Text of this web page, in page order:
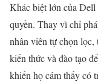
Khác biệt lớn của
quyền. Thay vì chỉ
nhân viên tự chọn
kiến thức và đào tạo
khiến họ cảm thấy có